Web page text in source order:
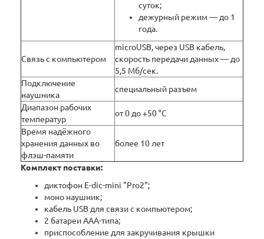
суток;
дежурный режим — до 1
года.
Связь с компьютером
microUSB, через USB кабель,
скорость передачи данных — до
5,5 Мб/сек.
Подключение
наушника
специальный разъем
Диапазон рабочих
температур
от 0 до +50 °C
Время надёжного
хранения данных во
флэш-памяти
более 10 лет
Комплект поставки:
диктофон E-dic-mini "Pro2";
моно наушник;
кабель USB для связи с компьютером;
2 батареи ААА-типа;
приспособление для закручивания крышки